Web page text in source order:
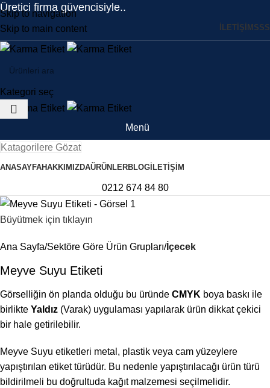
Skip to navigation
Skip to main content
Üretici firma güvencisiyle..
İLETİŞİM SSS
Kategori seç
Menü
Katagorilere Gözat
ANASAYFAHAKKIMIZDAÜRÜNLERBLOGİLETIŞIM
0212 674 84 80
Büyütmek için tıklayın
Ana Sayfa Sektöre Göre Ürün Grupları İçecek
Meyve Suyu Etiketi
Görselliğin ön planda olduğu bu üründe CMYK boya baskı ile
birlikte Yaldız (Varak) uygulaması yapılarak ürün dikkat çekici
bir hale getirilebilir.
Meyve Suyu etiketleri metal, plastik veya cam yüzeylere
yapıştırılan etiket türüdür. Bu nedenle yapıştırılacağı ürün türü
bildirilmeli bu doğrultuda kağıt malzemesi seçilmelidir.